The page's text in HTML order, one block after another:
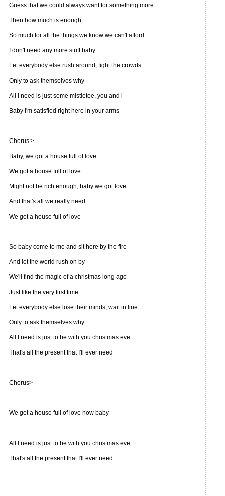
Guess that we could always want for something more
Then how much is enough
So much for all the things we know we can't afford
I don't need any more stuff baby
Let everybody else rush around, fight the crowds
Only to ask themselves why
All I need is just some mistletoe, you and i
Baby I'm satisfied right here in your arms
Chorus:>
Baby, we got a house full of love
We got a house full of love
Might not be rich enough, baby we got love
And that's all we really need
We got a house full of love
So baby come to me and sit here by the fire
And let the world rush on by
We'll find the magic of a christmas long ago
Just like the very first time
Let everybody else lose their minds, wait in line
Only to ask themselves why
All I need is just to be with you christmas eve
That's all the present that I'll ever need
Chorus>
We got a house full of love now baby
All I need is just to be with you christmas eve
That's all the present that I'll ever need